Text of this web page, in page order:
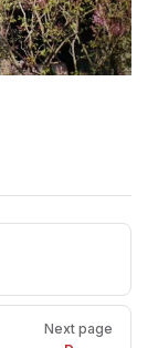
Next page